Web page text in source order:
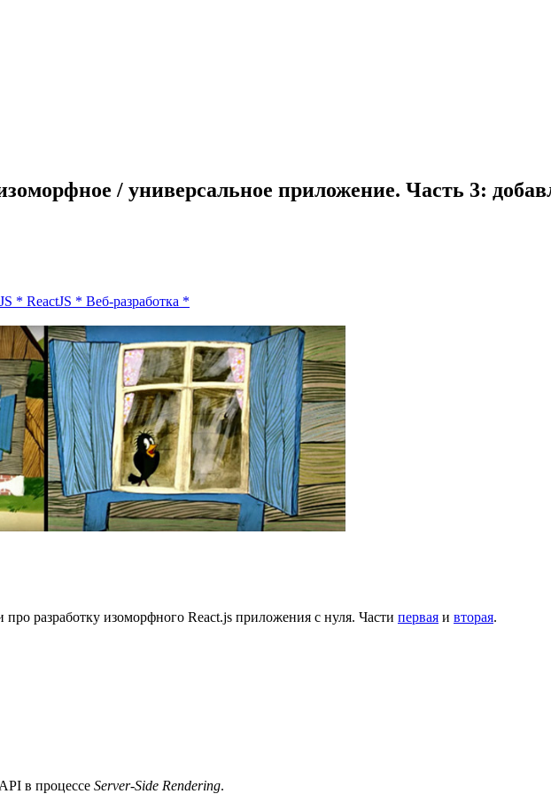
/ универсальное приложение. Часть 3:
* ReactJS * Веб-разработка *
про разработку изоморфного React.js приложения с нуля. Части первая и вторая.
в процессе Server-Side Rendering.